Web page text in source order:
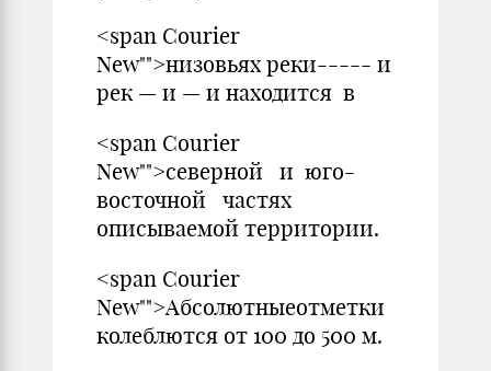
<span Courier
New"">низовьях реки----- и
рек — и — и находится в
<span Courier
New"">северной и юго-
восточной частях
описываемой территории.
<span Courier
New"">Абсолютныеотметки
колеблются от 100 до 500 м.